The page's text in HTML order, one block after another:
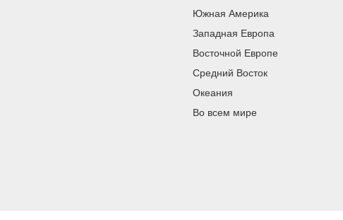
Южная Америка
Западная Европа
Восточной Европе
Средний Восток
Океания
Во всем мире